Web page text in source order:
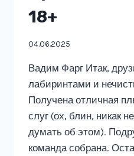
18+
04.06.2025
Вадим Фарг Итак,
лабиринтами и
Получена отличная
слуг (ох, блин, никак
думать об этом).
команда собрана.